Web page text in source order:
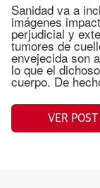
Sanidad va a
imágenes
perjudicial y
tumores de
envejecida son
lo que el
cuerpo. De
VER POST